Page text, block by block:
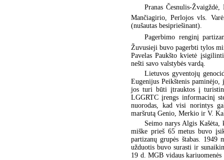
Pranas Česnulis-
Mančiagirio, Perlojos vls.
(nušautas besipriešinant).
Pagerbimo renginį
Žuvusieji buvo pagerbti tylos
Pavelas Paukšto kvietė
nešti savo valstybės vardą.
Lietuvos gyventojų
Eugenijus Peikštenis
jos turi būti įtrauktos į
LGGRTC įrengs informacinį
nuorodas, kad visi norintys
maršrutą Genio, Merkio ir V.
Seimo narys Algis Kašėta,
miške prieš 65 metus buvo
partizanų grupės štabas. 1949
užduotis buvo surasti ir
19 d. MGB vidaus